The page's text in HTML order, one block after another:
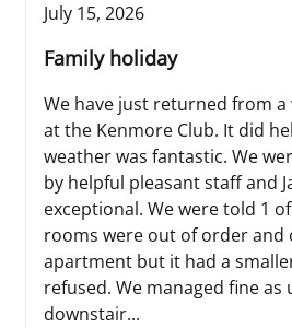
July 15, 2026
Family holiday
We have just returned from
at the Kenmore Club. It did
weather was fantastic. We
by helpful pleasant staff and
exceptional. We were told 1
rooms were out of order
apartment but it had a
refused. We managed fine as
downstair...